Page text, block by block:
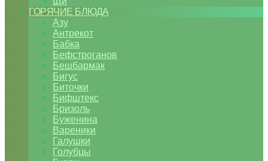
ГОРЯЧИЕ БЛЮДА
Азу
Антрекот
Бабка
Бефстроганов
Бешбармак
Бигус
Биточки
Бифштекс
Бризоль
Буженина
Вареники
Галушки
Голубцы